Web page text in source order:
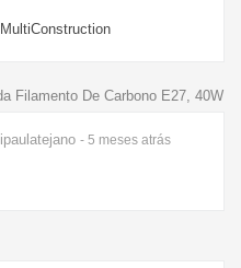
Filamento De Carbono E27, 40W
- 5 meses atrás